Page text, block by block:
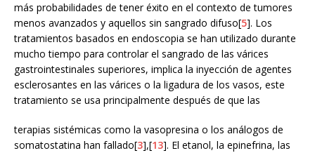
más probabilidades de tener éxito en el contexto de tumores
menos avanzados y aquellos sin sangrado difuso[5]. Los
tratamientos basados en endoscopia se han utilizado durante
mucho tiempo para controlar el sangrado de las várices
gastrointestinales superiores, implica la inyección de agentes
esclerosantes en las várices o la ligadura de los vasos, este
tratamiento se usa principalmente después de que las
terapias sistémicas como la vasopresina o los análogos de
somatostatina han fallado[3],[13]. El etanol, la epinefrina, las